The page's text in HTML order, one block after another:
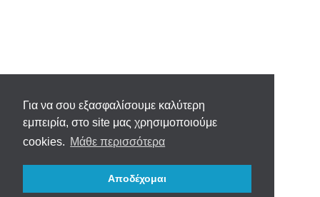
Για να σου εξασφαλίσουμε καλύτερη
εμπειρία, στο site μας χρησιμοποιούμε
cookies. Μάθε περισσότερα
Αποδέχομαι